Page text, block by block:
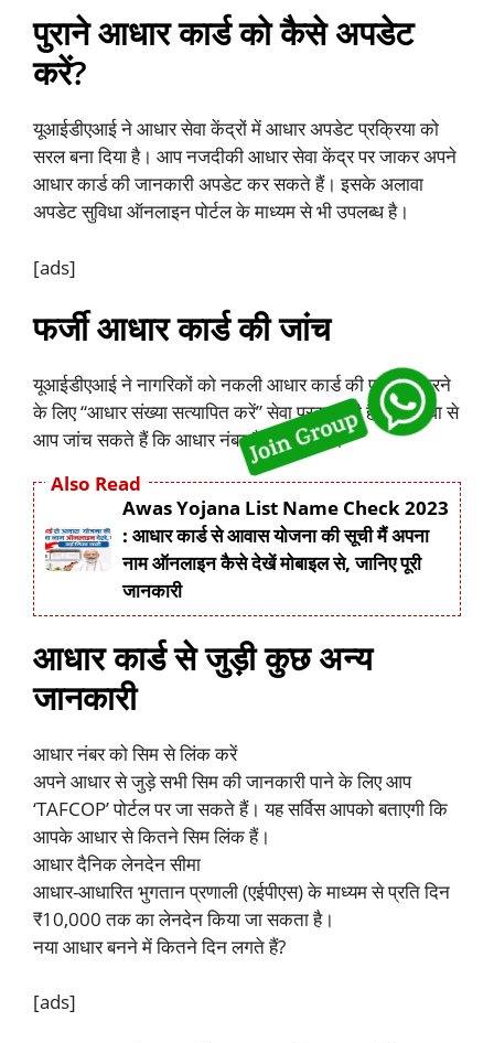
पुराने आधार कार्ड को कैसे अपडेट
करें?
यूआईडीएआई ने आधार सेवा केंद्रों में आधार अपडेट प्रक्रिया को
सरल बना दिया है। आप नजदीकी आधार सेवा केंद्र पर जाकर अपने
आधार कार्ड की जानकारी अपडेट कर सकते हैं। इसके अलावा
अपडेट सुविधा ऑनलाइन पोर्टल के माध्यम से भी उपलब्ध है।
[ads]
फर्जी आधार कार्ड की जांच
यूआईडीएआई ने नागरिकों को नकली आधार कार्ड की पहचान करने
के लिए “आधार संख्या सत्यापित करें” सेवा प्रदान की है। इस सेवा से
आप जांच सकते हैं कि आधार नंबर वैध है या नहीं।
Also Read
Awas Yojana List Name Check 2023
: आधार कार्ड से आवास योजना की सूची मैं अपना
नाम ऑनलाइन कैसे देखें मोबाइल से, जानिए पूरी
जानकारी
आधार कार्ड से जुड़ी कुछ अन्य
जानकारी
आधार नंबर को सिम से लिंक करें
अपने आधार से जुड़े सभी सिम की जानकारी पाने के लिए आप
‘TAFCOP’ पोर्टल पर जा सकते हैं। यह सर्विस आपको बताएगी कि
आपके आधार से कितने सिम लिंक हैं।
आधार दैनिक लेनदेन सीमा
आधार-आधारित भुगतान प्रणाली (एईपीएस) के माध्यम से प्रति दिन
₹10,000 तक का लेनदेन किया जा सकता है।
नया आधार बनने में कितने दिन लगते हैं?
[ads]